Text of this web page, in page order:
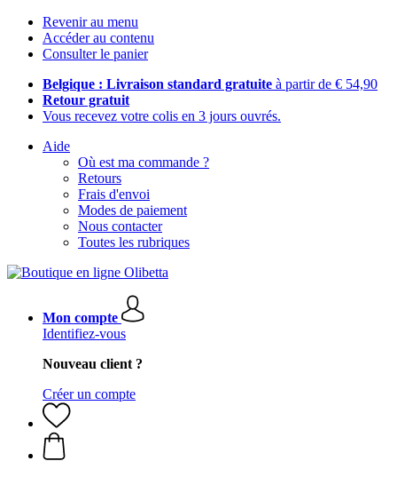
Revenir au menu
Accéder au contenu
Consulter le panier
Belgique : Livraison standard gratuite à partir de € 54,90
Retour gratuit
Vous recevez votre colis en 3 jours ouvrés.
Aide
Où est ma commande ?
Retours
Frais d'envoi
Modes de paiement
Nous contacter
Toutes les rubriques
Mon compte
Identifiez-vous
Nouveau client ?
Créer un compte